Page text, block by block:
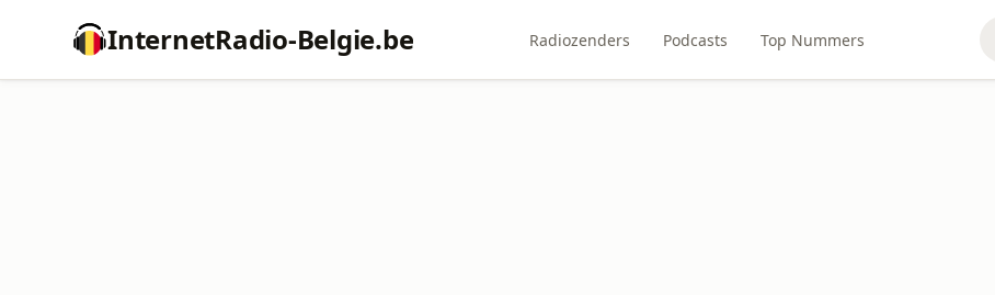
InternetRadio-Belgie.be Radiozenders Podcasts Top Nummers